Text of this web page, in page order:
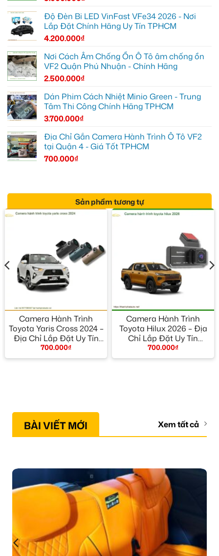
Độ Đèn Bi LED VinFast VFe34 2026 - Nơi
Lắp Đặt Chính Hãng Uy Tín TPHCM
4.200.000₫
Nơi Cách Âm Chống Ồn Ô Tô âm chống ồn
VF2 Quận Phú Nhuận - Chính Hãng
2.500.000₫
Dán Phim Cách Nhiệt Minio Green - Trung
Tâm Thi Công Chính Hãng TPHCM
3.700.000₫
Địa Chỉ Gắn Camera Hành Trình Ô Tô VF2
tại Quận 4 - Giá Tốt TPHCM
700.000₫
Sản phẩm tương tự
Camera Hành Trình
Toyota Yaris Cross 2024 –
Địa Chỉ Lắp Đặt Uy Tín
TPHCM
700.000₫
Camera Hành Trình
Toyota Hilux 2026 – Địa
Chỉ Lắp Đặt Uy Tín
TPHCM
700.000₫
BÀI VIẾT MỚI Xem tất cả